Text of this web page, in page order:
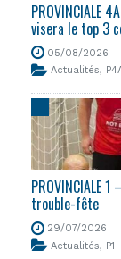
PROVINCIALE
visera le top 3
05/08/2026
Actualités,
PROVINCIALE
trouble-fête
29/07/2026
Actualités, P1